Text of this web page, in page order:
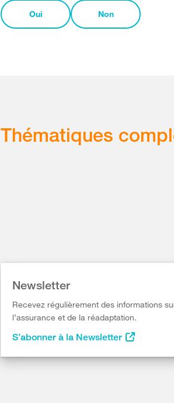
Oui Non
Thématiques
Newsletter
Recevez régulièrement des informations
l’assurance et de la réadaptation.
S’abonner à la Newsletter